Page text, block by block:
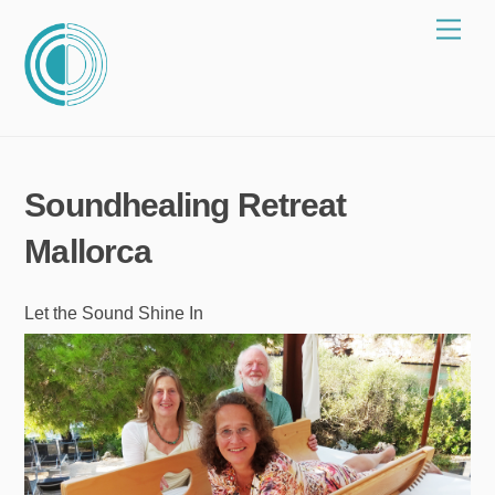
Inhalt
springen
Soundhealing Retreat
Mallorca
Let the Sound Shine In